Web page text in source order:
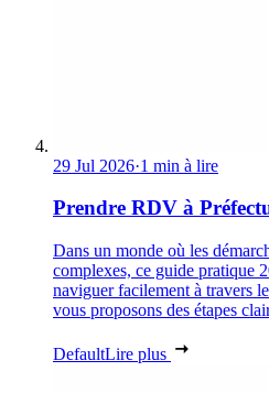
29 Jul 2026·1 min à lire
Prendre RDV à
Dans un monde où les
complexes, ce guide pratique
naviguer facilement à travers
vous proposons des étapes
DefaultLire plus